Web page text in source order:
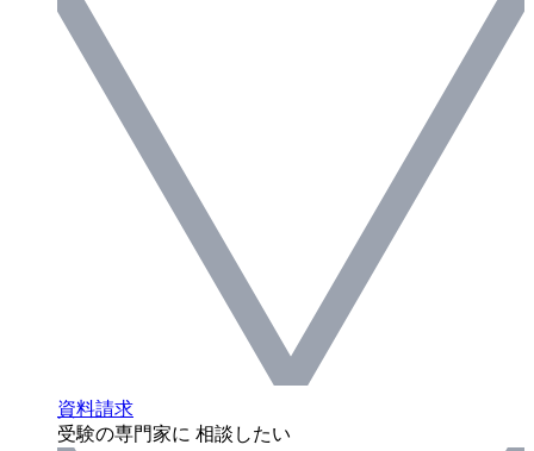
資料請求
受験の専門家に 相談したい